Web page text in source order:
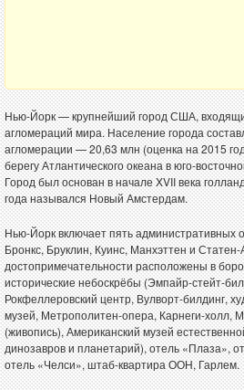
Нью-Йорк — крупнейший город США,
агломераций мира. Население города
агломерации — 20,63 млн (оценка на 2015
берегу Атлантического океана в юго-
Город был основан в начале XVII века
года назывался Новый Амстердам.
Нью-Йорк включает пять административных
Бронкс, Бруклин, Куинс, Манхэттен и
достопримечательности расположены в
исторические небоскрёбы (Эмпайр-стейт-
Рокфеллеровский центр, Вулворт-билдинг,
музей, Метрополитен-опера, Карнеги-холл,
(живопись), Американский музей
динозавров и планетарий), отель «Плаза»,
отель «Челси», штаб-квартира ООН, Гарлем.